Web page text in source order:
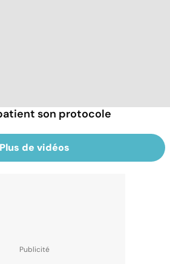
son protocole
Plus de vidéos